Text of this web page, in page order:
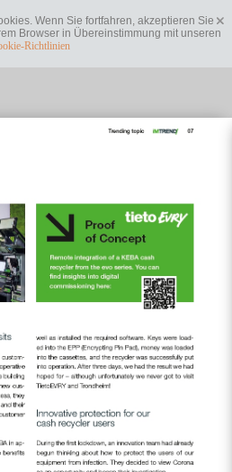
Wenn Sie fortfahren, akzeptieren Sie
Browser in Übereinstimmung mit unseren
Richtlinien